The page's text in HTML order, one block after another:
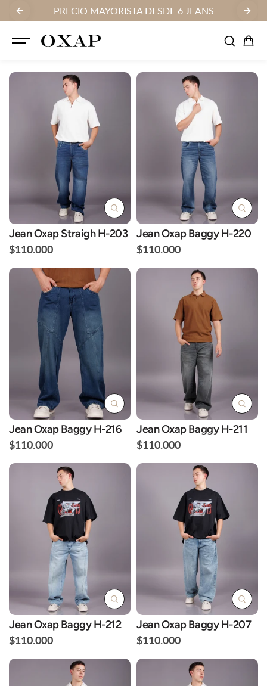
CONTENID
O
DESDE 6 JEANS FABRICANTES DE LOS
Jean Oxap Straigh H-203
$110.000
Jean Oxap Baggy H-220
$110.000
Jean Oxap Baggy H-216
$110.000
Jean Oxap Baggy H-211
$110.000
Jean Oxap Baggy H-212
$110.000
Jean Oxap Baggy H-207
$110.000